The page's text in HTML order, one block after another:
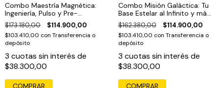
Combo Maestría Magnética:
Ingeniería, Pulso y Pre-
Escritura (4 años+)
$173.180,00 $114.900,00
$103.410,00 con Transferencia o
depósito
3 cuotas sin interés de
$38.300,00
Combo Misión Galáctica: Tu
Base Estelar al Infinito y más
allá (3 años+)
$162.380,00 $114.900,00
$103.410,00 con Transferencia o
depósito
3 cuotas sin interés de
$38.300,00